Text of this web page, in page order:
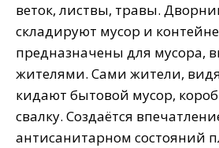
веток, листвы, травы.
складируют мусор и
предназначены для мусора,
жителями. Сами жители, видя
кидают бытовой мусор,
свалку. Создаётся
антисанитарном состояний